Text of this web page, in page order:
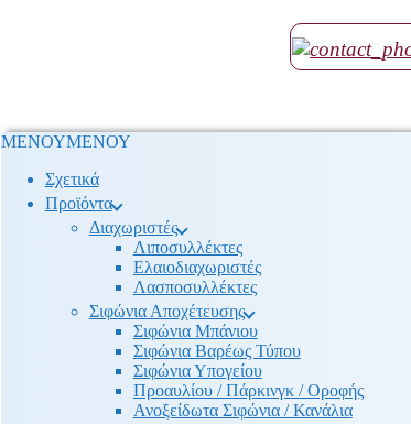
ΜΕΝΟΥΜΕΝΟΥ
Σχετικά
Προϊόντα
Διαχωριστές
Λιποσυλλέκτες
Ελαιοδιαχωριστές
Λασποσυλλέκτες
Σιφώνια Αποχέτευσης
Σιφώνια Μπάνιου
Σιφώνια Βαρέως Τύπου
Σιφώνια Υπογείου
Προαυλίου / Πάρκινγκ / Οροφής
Ανοξείδωτα Σιφώνια / Κανάλια